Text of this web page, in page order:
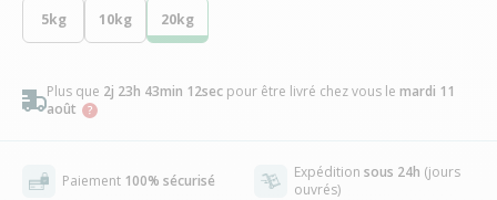
5kg 10kg 20kg
Plus que 2j 23h 43min 12sec pour être livré chez vous le mardi 11
août
Paiement 100% sécurisé Expédition sous 24h (jours
ouvrés)